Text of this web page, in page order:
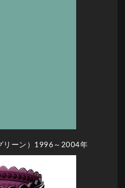
リーン）1996～2004年